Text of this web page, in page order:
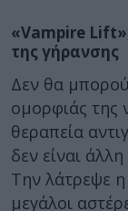
«Vampire
της γήρανσης
Δεν θα
ομορφιάς της
θεραπεία
δεν είναι
Την λάτρεψε
μεγάλοι